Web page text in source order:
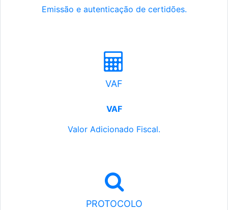
Emissão e autenticação de certidões.
VAF
VAF
Valor Adicionado Fiscal.
PROTOCOLO